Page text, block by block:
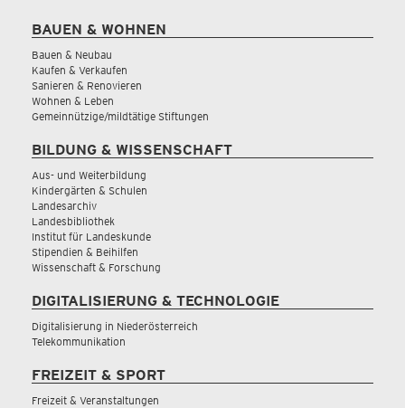
BAUEN & WOHNEN
Bauen & Neubau
Kaufen & Verkaufen
Sanieren & Renovieren
Wohnen & Leben
Gemeinnützige/mildtätige Stiftungen
BILDUNG & WISSENSCHAFT
Aus- und Weiterbildung
Kindergärten & Schulen
Landesarchiv
Landesbibliothek
Institut für Landeskunde
Stipendien & Beihilfen
Wissenschaft & Forschung
DIGITALISIERUNG & TECHNOLOGIE
Digitalisierung in Niederösterreich
Telekommunikation
FREIZEIT & SPORT
Freizeit & Veranstaltungen